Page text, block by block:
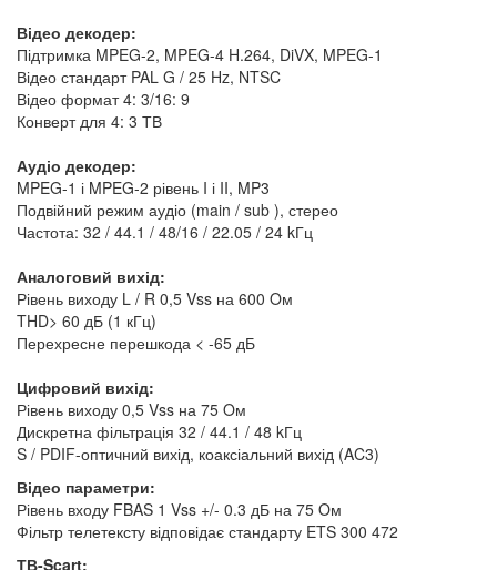
Відео декодер:
Підтримка MPEG-2, MPEG-4 H.264, DiVX, MPEG-1
Відео стандарт PAL G / 25 Hz, NTSC
Відео формат 4: 3/16: 9
Конверт для 4: 3 ТВ
Аудіо декодер:
MPEG-1 і MPEG-2 рівень I і II, MP3
Подвійний режим аудіо (main / sub ), стерео
Частота: 32 / 44.1 / 48/16 / 22.05 / 24 kГц
Аналоговий вихід:
Рівень виходу L / R 0,5 Vss на 600 Oм
THD> 60 дБ (1 кГц)
Перехресне перешкода < -65 дБ
Цифровий вихід:
Рівень виходу 0,5 Vss на 75 Oм
Дискретна фільтрація 32 / 44.1 / 48 kГц
S / PDIF-оптичний вихід, коаксіальний вихід (AC3)
Відео параметри:
Рівень входу FBAS 1 Vss +/- 0.3 дБ на 75 Oм
Фільтр телетексту відповідає стандарту ETS 300 472
ТВ-Scart: